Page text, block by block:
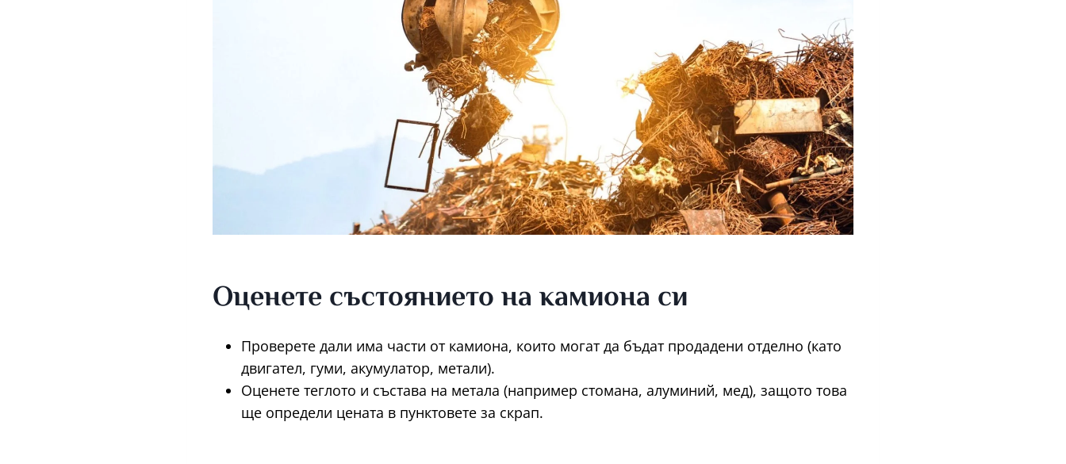
Оценете състоянието на камиона си
Проверете дали има части от камиона, които могат да бъдат продадени отделно (като
двигател, гуми, акумулатор, метали).
Оценете теглото и състава на метала (например стомана, алуминий, мед), защото това
ще определи цената в пунктовете за скрап.